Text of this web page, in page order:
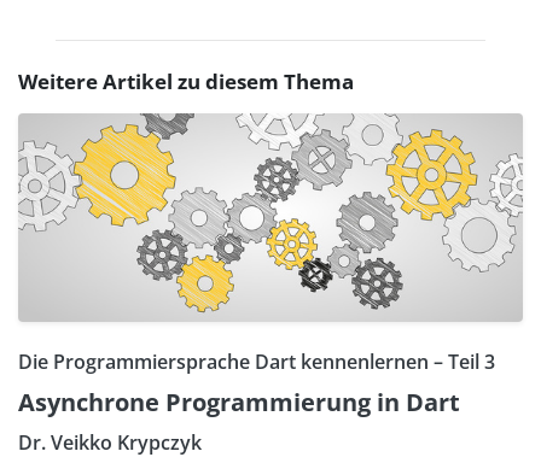
Weitere Artikel zu diesem Thema
Die Programmiersprache Dart kennenlernen – Teil 3
Asynchrone Programmierung in Dart
Dr. Veikko Krypczyk